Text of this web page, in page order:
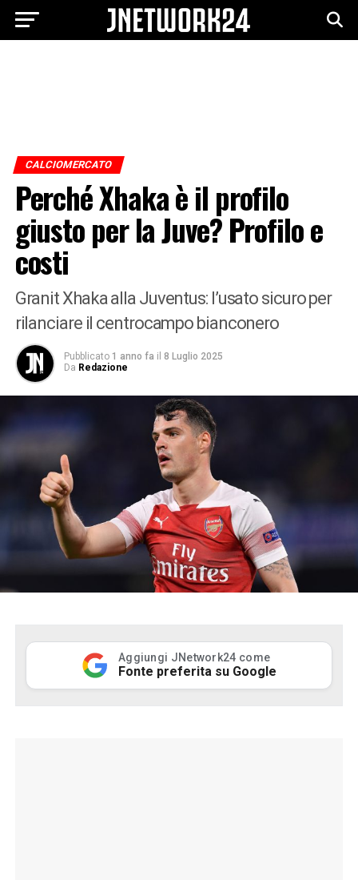
CALCIOMERCATO
Perché Xhaka è il profilo
giusto per la Juve? Profilo e
costi
Granit Xhaka alla Juventus: l’usato sicuro per
rilanciare il centrocampo bianconero
Pubblicato 1 anno fa il 8 Luglio 2025
Da Redazione
Aggiungi JNetwork24 come
Fonte preferita su Google